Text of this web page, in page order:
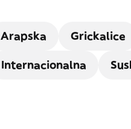
Arapska Grickalice
Internacionalna